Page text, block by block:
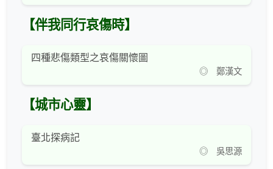
【伴我同行哀傷時】
四種悲傷類型之哀傷關懷圖
◎ 鄭漢文
【城市心靈】
臺北探病記
◎ 吳思源